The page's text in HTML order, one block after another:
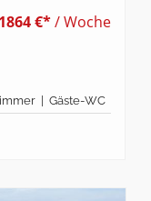
€*/ Woche
| Gäste-WC